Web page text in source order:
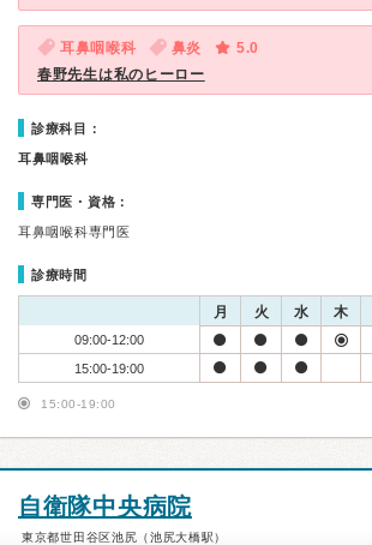
耳鼻咽喉科 鼻炎
5.0
春野先生は私のヒーロー
診療科目：
耳鼻咽喉科
専門医・資格：
耳鼻咽喉科専門医
診療時間
月 火 水 木
09:00-12:00
15:00-19:00
15:00-19:00
自衛隊中央病院
東京都世田谷区池尻（池尻大橋駅）